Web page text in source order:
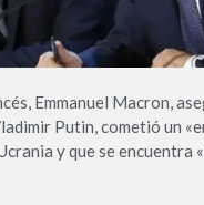
Emmanuel Macron,
Putin, cometió un
y que se encuentra